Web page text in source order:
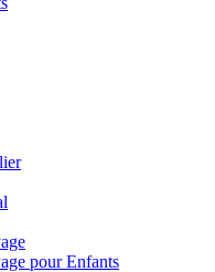
pour Enfants